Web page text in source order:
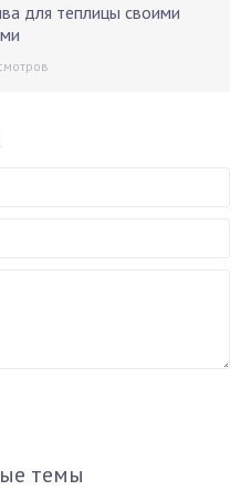
для теплицы своими
темы